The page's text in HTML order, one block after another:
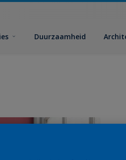
Duurzaamheid